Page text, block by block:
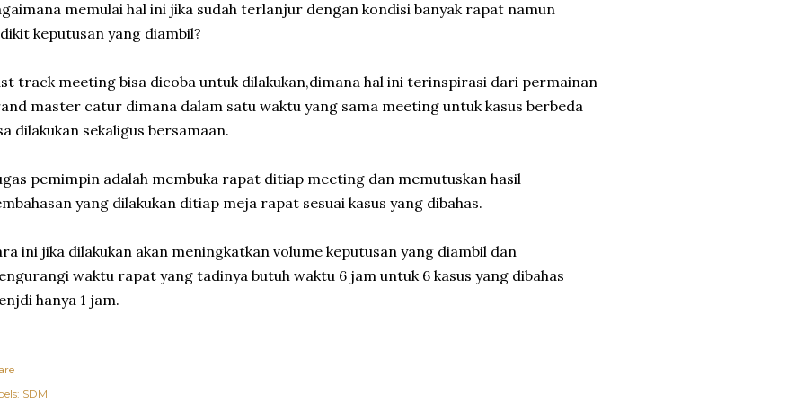
memulai hal ini jika sudah terlanjur dengan kondisi banyak rapat namun
keputusan yang diambil?
track meeting bisa dicoba untuk dilakukan,dimana hal ini terinspirasi dari permainan
master catur dimana dalam satu waktu yang sama meeting untuk kasus berbeda
dilakukan sekaligus bersamaan.
pemimpin adalah membuka rapat ditiap meeting dan memutuskan hasil
yang dilakukan ditiap meja rapat sesuai kasus yang dibahas.
ini jika dilakukan akan meningkatkan volume keputusan yang diambil dan
waktu rapat yang tadinya butuh waktu 6 jam untuk 6 kasus yang dibahas
hanya 1 jam.
SDM